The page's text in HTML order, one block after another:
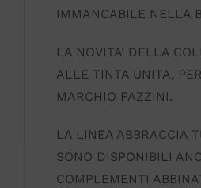
IMMANCABILE NELLA
LA NOVITA’ DELLA
ALLE TINTA UNITA,
MARCHIO FAZZINI.
LA LINEA ABBRACCIA
SONO DISPONIBILI
COMPLEMENTI